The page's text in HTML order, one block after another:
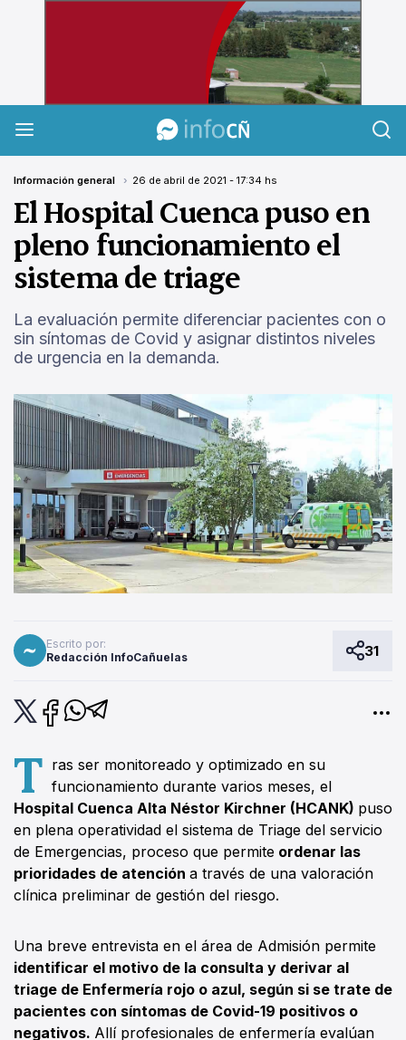
InfoCañuelas
Información general 26 de abril de 2021 - 17:34 hs
El Hospital Cuenca puso en
pleno funcionamiento el
sistema de triage
La evaluación permite diferenciar pacientes con o
sin síntomas de Covid y asignar distintos niveles
de urgencia en la demanda.
Escrito por:
Redacción InfoCañuelas
31
T ras ser monitoreado y optimizado en su
funcionamiento durante varios meses, el
Hospital Cuenca Alta Néstor Kirchner (HCANK) puso
en plena operatividad el sistema de Triage del servicio
de Emergencias, proceso que permite ordenar las
prioridades de atención a través de una valoración
clínica preliminar de gestión del riesgo.
Una breve entrevista en el área de Admisión permite
identificar el motivo de la consulta y derivar al
triage de Enfermería rojo o azul, según si se trate de
pacientes con síntomas de Covid-19 positivos o
negativos. Allí profesionales de enfermería evalúan